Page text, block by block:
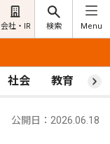
会社・IR 検索 Menu
社会 教育 ス
公開日：2026.06.18